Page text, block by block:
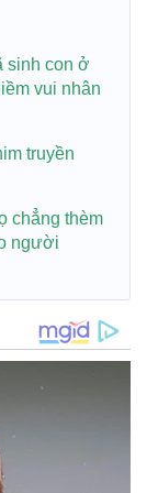
sinh con ở
vui nhân
truyền
chẳng thèm
người